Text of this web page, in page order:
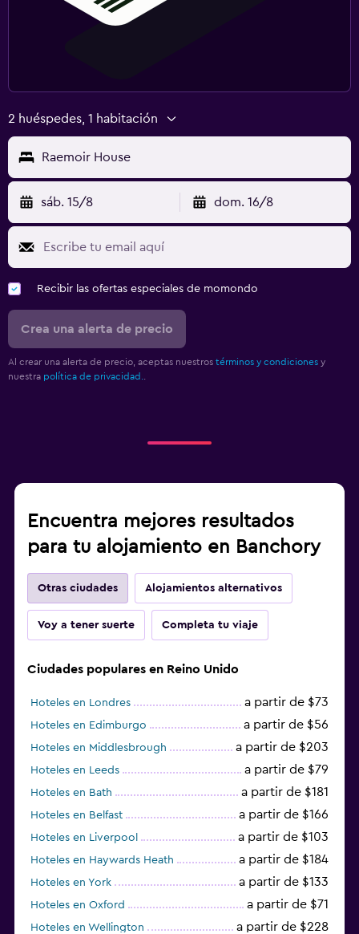
2 huéspedes, 1 habitación
Raemoir House
sáb. 15/8 dom. 16/8
Recibir las ofertas especiales de momondo
Crea una alerta de precio
Al crear una alerta de precio, aceptas nuestros términos y condiciones y
nuestra política de privacidad.
Encuentra mejores resultados
para tu alojamiento en Banchory
Otras ciudades Alojamientos alternativos
Voy a tener suerte Completa tu viaje
Ciudades populares en Reino Unido
Hoteles en Londres a partir de $73
Hoteles en Edimburgo a partir de $56
Hoteles en Middlesbrough a partir de $203
Hoteles en Leeds a partir de $79
Hoteles en Bath a partir de $181
Hoteles en Belfast a partir de $166
Hoteles en Liverpool a partir de $103
Hoteles en Haywards Heath a partir de $184
Hoteles en York a partir de $133
Hoteles en Oxford a partir de $71
Hoteles en Wellington a partir de $228